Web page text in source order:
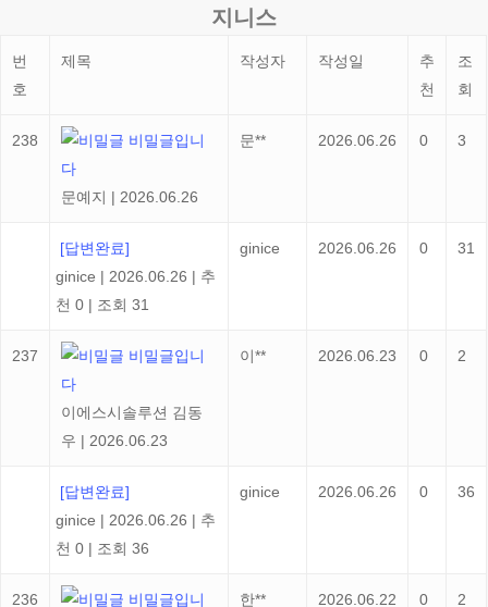
지니스
번
호
제목 작성자 작성일
추
천
조
회
238
비밀글입니
다
문예지 | 2026.06.26
문** 2026.06.26 0 3
[답변완료]
ginice | 2026.06.26 | 추
천 0 | 조회 31
ginice 2026.06.26 0 31
237
비밀글입니
다
이에스시솔루션 김동
우 | 2026.06.23
이** 2026.06.23 0 2
[답변완료]
ginice | 2026.06.26 | 추
천 0 | 조회 36
ginice 2026.06.26 0 36
236
비밀글입니
한** 2026.06.22 0 2